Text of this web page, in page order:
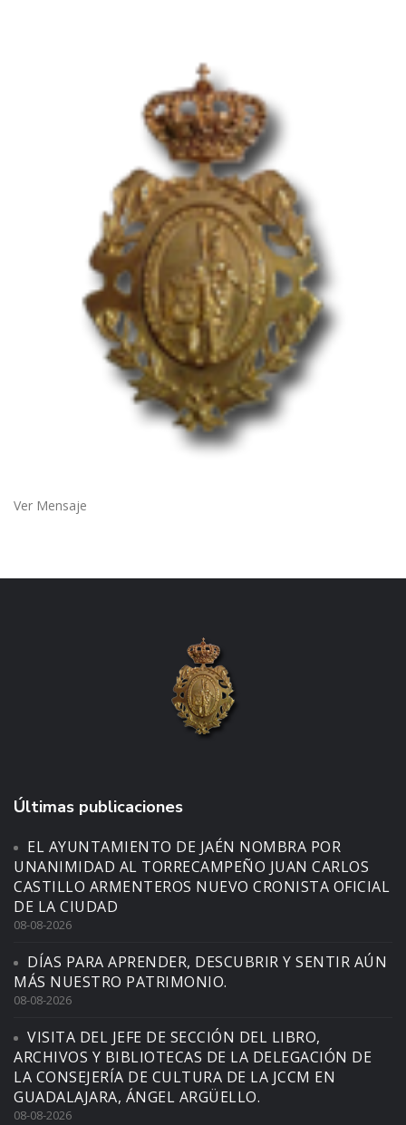
Ver Mensaje
Últimas publicaciones
EL AYUNTAMIENTO DE JAÉN NOMBRA POR
UNANIMIDAD AL TORRECAMPEÑO JUAN CARLOS
CASTILLO ARMENTEROS NUEVO CRONISTA OFICIAL
DE LA CIUDAD
08-08-2026
DÍAS PARA APRENDER, DESCUBRIR Y SENTIR AÚN
MÁS NUESTRO PATRIMONIO.
08-08-2026
VISITA DEL JEFE DE SECCIÓN DEL LIBRO,
ARCHIVOS Y BIBLIOTECAS DE LA DELEGACIÓN DE
LA CONSEJERÍA DE CULTURA DE LA JCCM EN
GUADALAJARA, ÁNGEL ARGÜELLO.
08-08-2026